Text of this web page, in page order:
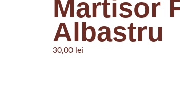
Martisor
Albastru
30,00 lei